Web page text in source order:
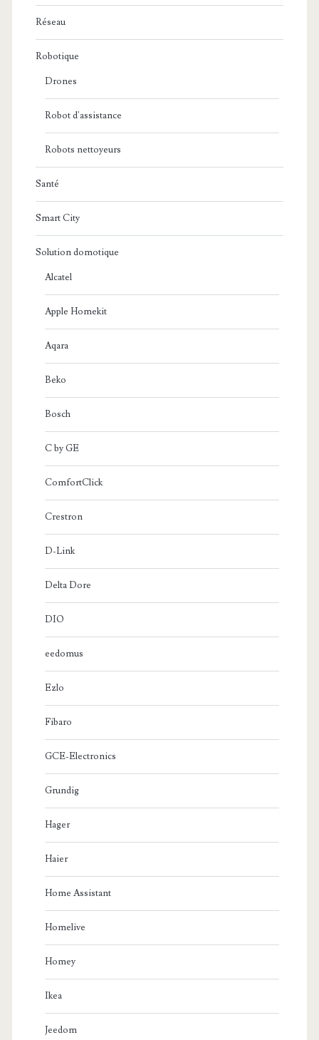
Réseau
Robotique
Drones
Robot d'assistance
Robots nettoyeurs
Santé
Smart City
Solution domotique
Alcatel
Apple Homekit
Aqara
Beko
Bosch
C by GE
ComfortClick
Crestron
D-Link
Delta Dore
DIO
eedomus
Ezlo
Fibaro
GCE-Electronics
Grundig
Hager
Haier
Home Assistant
Homelive
Homey
Ikea
Jeedom